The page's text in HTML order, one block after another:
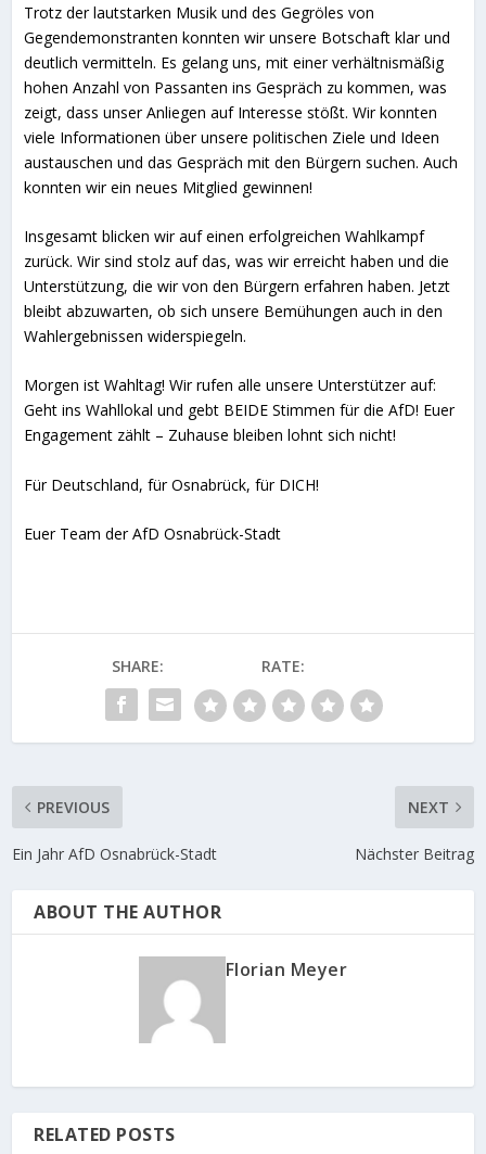
Trotz der lautstarken Musik und des Gegröles von
Gegendemonstranten konnten wir unsere Botschaft klar und
deutlich vermitteln. Es gelang uns, mit einer verhältnismäßig
hohen Anzahl von Passanten ins Gespräch zu kommen, was
zeigt, dass unser Anliegen auf Interesse stößt. Wir konnten
viele Informationen über unsere politischen Ziele und Ideen
austauschen und das Gespräch mit den Bürgern suchen. Auch
konnten wir ein neues Mitglied gewinnen!
Insgesamt blicken wir auf einen erfolgreichen Wahlkampf
zurück. Wir sind stolz auf das, was wir erreicht haben und die
Unterstützung, die wir von den Bürgern erfahren haben. Jetzt
bleibt abzuwarten, ob sich unsere Bemühungen auch in den
Wahlergebnissen widerspiegeln.
Morgen ist Wahltag! Wir rufen alle unsere Unterstützer auf:
Geht ins Wahllokal und gebt BEIDE Stimmen für die AfD! Euer
Engagement zählt – Zuhause bleiben lohnt sich nicht!
Für Deutschland, für Osnabrück, für DICH!
Euer Team der AfD Osnabrück-Stadt
SHARE: RATE:
PREVIOUS
Ein Jahr AfD Osnabrück-Stadt
NEXT
Nächster Beitrag
ABOUT THE AUTHOR
Florian Meyer
RELATED POSTS